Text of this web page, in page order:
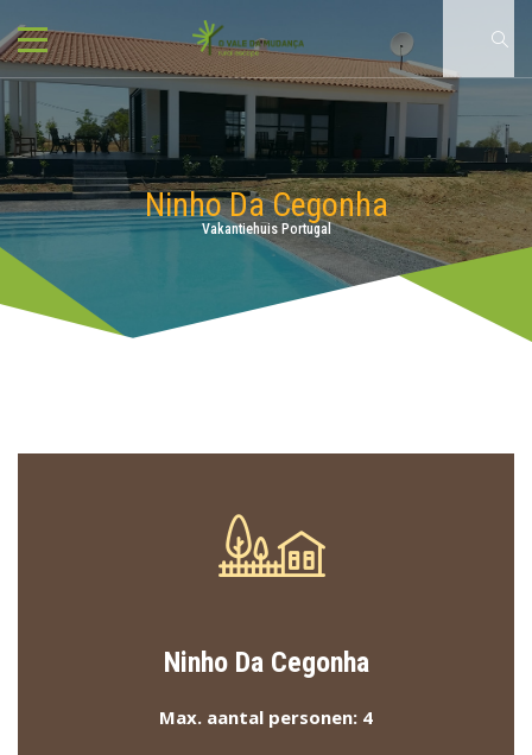
Ninho Da Cegonha
Vakantiehuis Portugal
Ninho Da Cegonha
Max. aantal personen: 4